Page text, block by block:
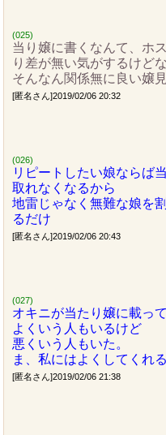
(025)
当り嬢に書くなんて、ホ
り差が無い気がするけどな
そんなん関係無に良い嬢
[匿名さん]2019/02/06 20:32
(026)
リピートしたい娘ならば
取れなくなるから
地雷じゃなく無難な娘を
るだけ
[匿名さん]2019/02/06 20:43
(027)
オキニが当たり嬢に載っ
よくいう人もいるけど
悪くいう人もいた。
ま、私にはよくしてくれ
[匿名さん]2019/02/06 21:38